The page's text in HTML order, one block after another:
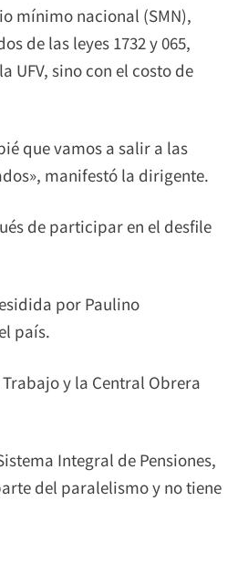
mínimo nacional (SMN),
de las leyes 1732 y 065,
UFV, sino con el costo de
que vamos a salir a las
manifestó la dirigente.
de participar en el desfile
por Paulino
país.
y la Central Obrera
Integral de Pensiones,
del paralelismo y no tiene